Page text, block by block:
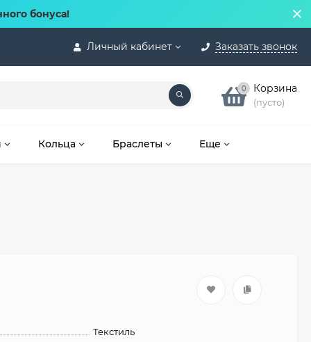
бонуса!
Личный кабинет Заказать звонок
0 Корзина
(пусто)
Кольца Браслеты Еще
Текстиль